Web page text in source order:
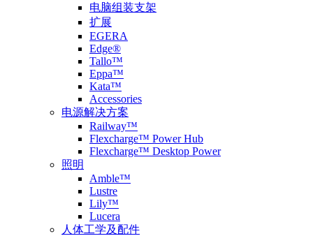
电脑组装支架
扩展
EGERA
Edge®
Tallo™
Eppa™
Kata™
Accessories
电源解决方案
Railway™
Flexcharge™ Power Hub
Flexcharge™ Desktop Power
照明
Amble™
Lustre
Lily™
Lucera
人体工学及配件